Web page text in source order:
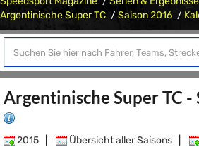
Argentinische Super TC
Saison 2016
Argentinische Super TC -
2015 Übersicht aller Saisons